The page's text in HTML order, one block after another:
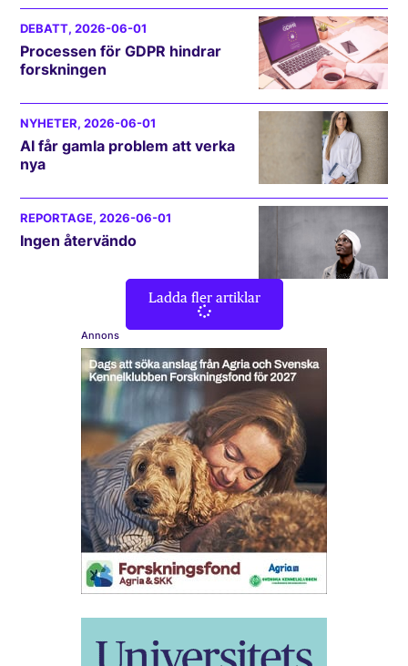
DEBATT, 2026-06-01
Processen för GDPR hindrar
forskningen
NYHETER, 2026-06-01
AI får gamla problem att verka
nya
REPORTAGE, 2026-06-01
Ingen återvändo
Ladda fler artiklar
Annons